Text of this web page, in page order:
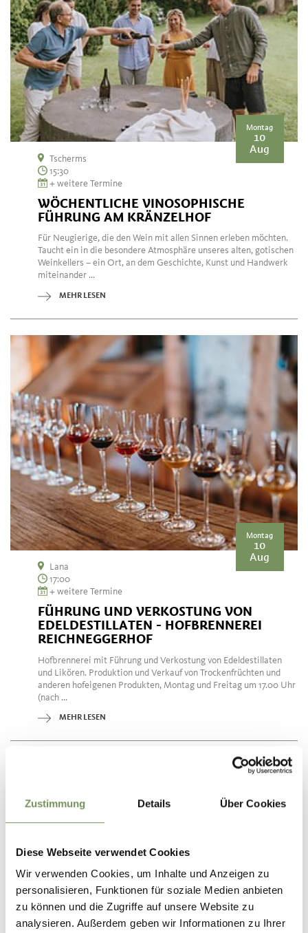
Zustimmung Details Über Cookies
Diese Webseite verwendet Cookies
Wir verwenden Cookies, um Inhalte und Anzeigen zu
personalisieren, Funktionen für soziale Medien anbieten
zu können und die Zugriffe auf unsere Website zu
analysieren. Außerdem geben wir Informationen zu Ihrer
Montag
10
Aug
Tscherms
15:30
+ weitere Termine
WÖCHENTLICHE VINOSOPHISCHE
FÜHRUNG AM KRÄNZELHOF
Für Neugierige, die den Wein mit allen Sinnen erleben möchten.
Taucht ein in die besondere Atmosphäre unseres alten, gotischen
Weinkellers – ein Ort, an dem Geschichte, Kunst und Handwerk
miteinander ...
MEHR LESEN
Montag
10
Aug
Lana
17:00
+ weitere Termine
FÜHRUNG UND VERKOSTUNG VON
EDELDESTILLATEN - HOFBRENNEREI
REICHNEGGERHOF
Hofbrennerei mit Führung und Verkostung von Edeldestillaten
und Likören. Produktion und Verkauf von Trockenfrüchten und
anderen hofeigenen Produkten, Montag und Freitag um 17.00 Uhr
(nach ...
MEHR LESEN